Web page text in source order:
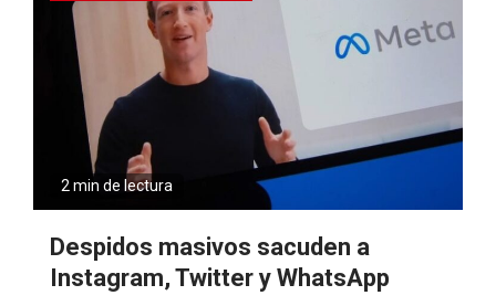
2 min de lectura
Despidos masivos sacuden a
Instagram, Twitter y WhatsApp